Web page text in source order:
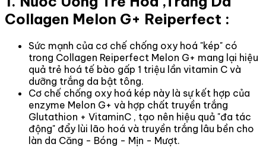
Collagen Melon G+ Reiperfect :
Sức mạnh của cơ chế chống oxy hoá "kép" có
trong Collagen Reiperfect Melon G+ mang lại hiệu
quả trẻ hoá tế bào gấp 1 triệu lần vitamin C và
dưỡng trắng da bật tông.
Cơ chế chống oxy hoá kép này là sự kết hợp của
enzyme Melon G+ và hợp chất truyền trắng
Glutathion + VitaminC , tạo nên hiệu quả "đa tác
động" đẩy lùi lão hoá và truyền trắng lâu bền cho
làn da Căng - Bóng - Mịn - Mượt.